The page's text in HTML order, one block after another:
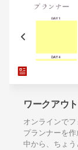
ワークアウ
オンラインで
プランナーを
中から、ちょ